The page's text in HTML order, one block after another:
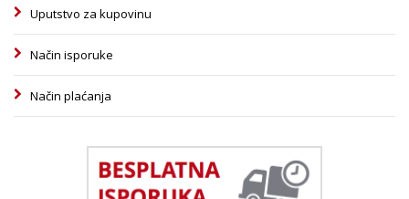
Uputstvo za kupovinu
Način isporuke
Način plaćanja